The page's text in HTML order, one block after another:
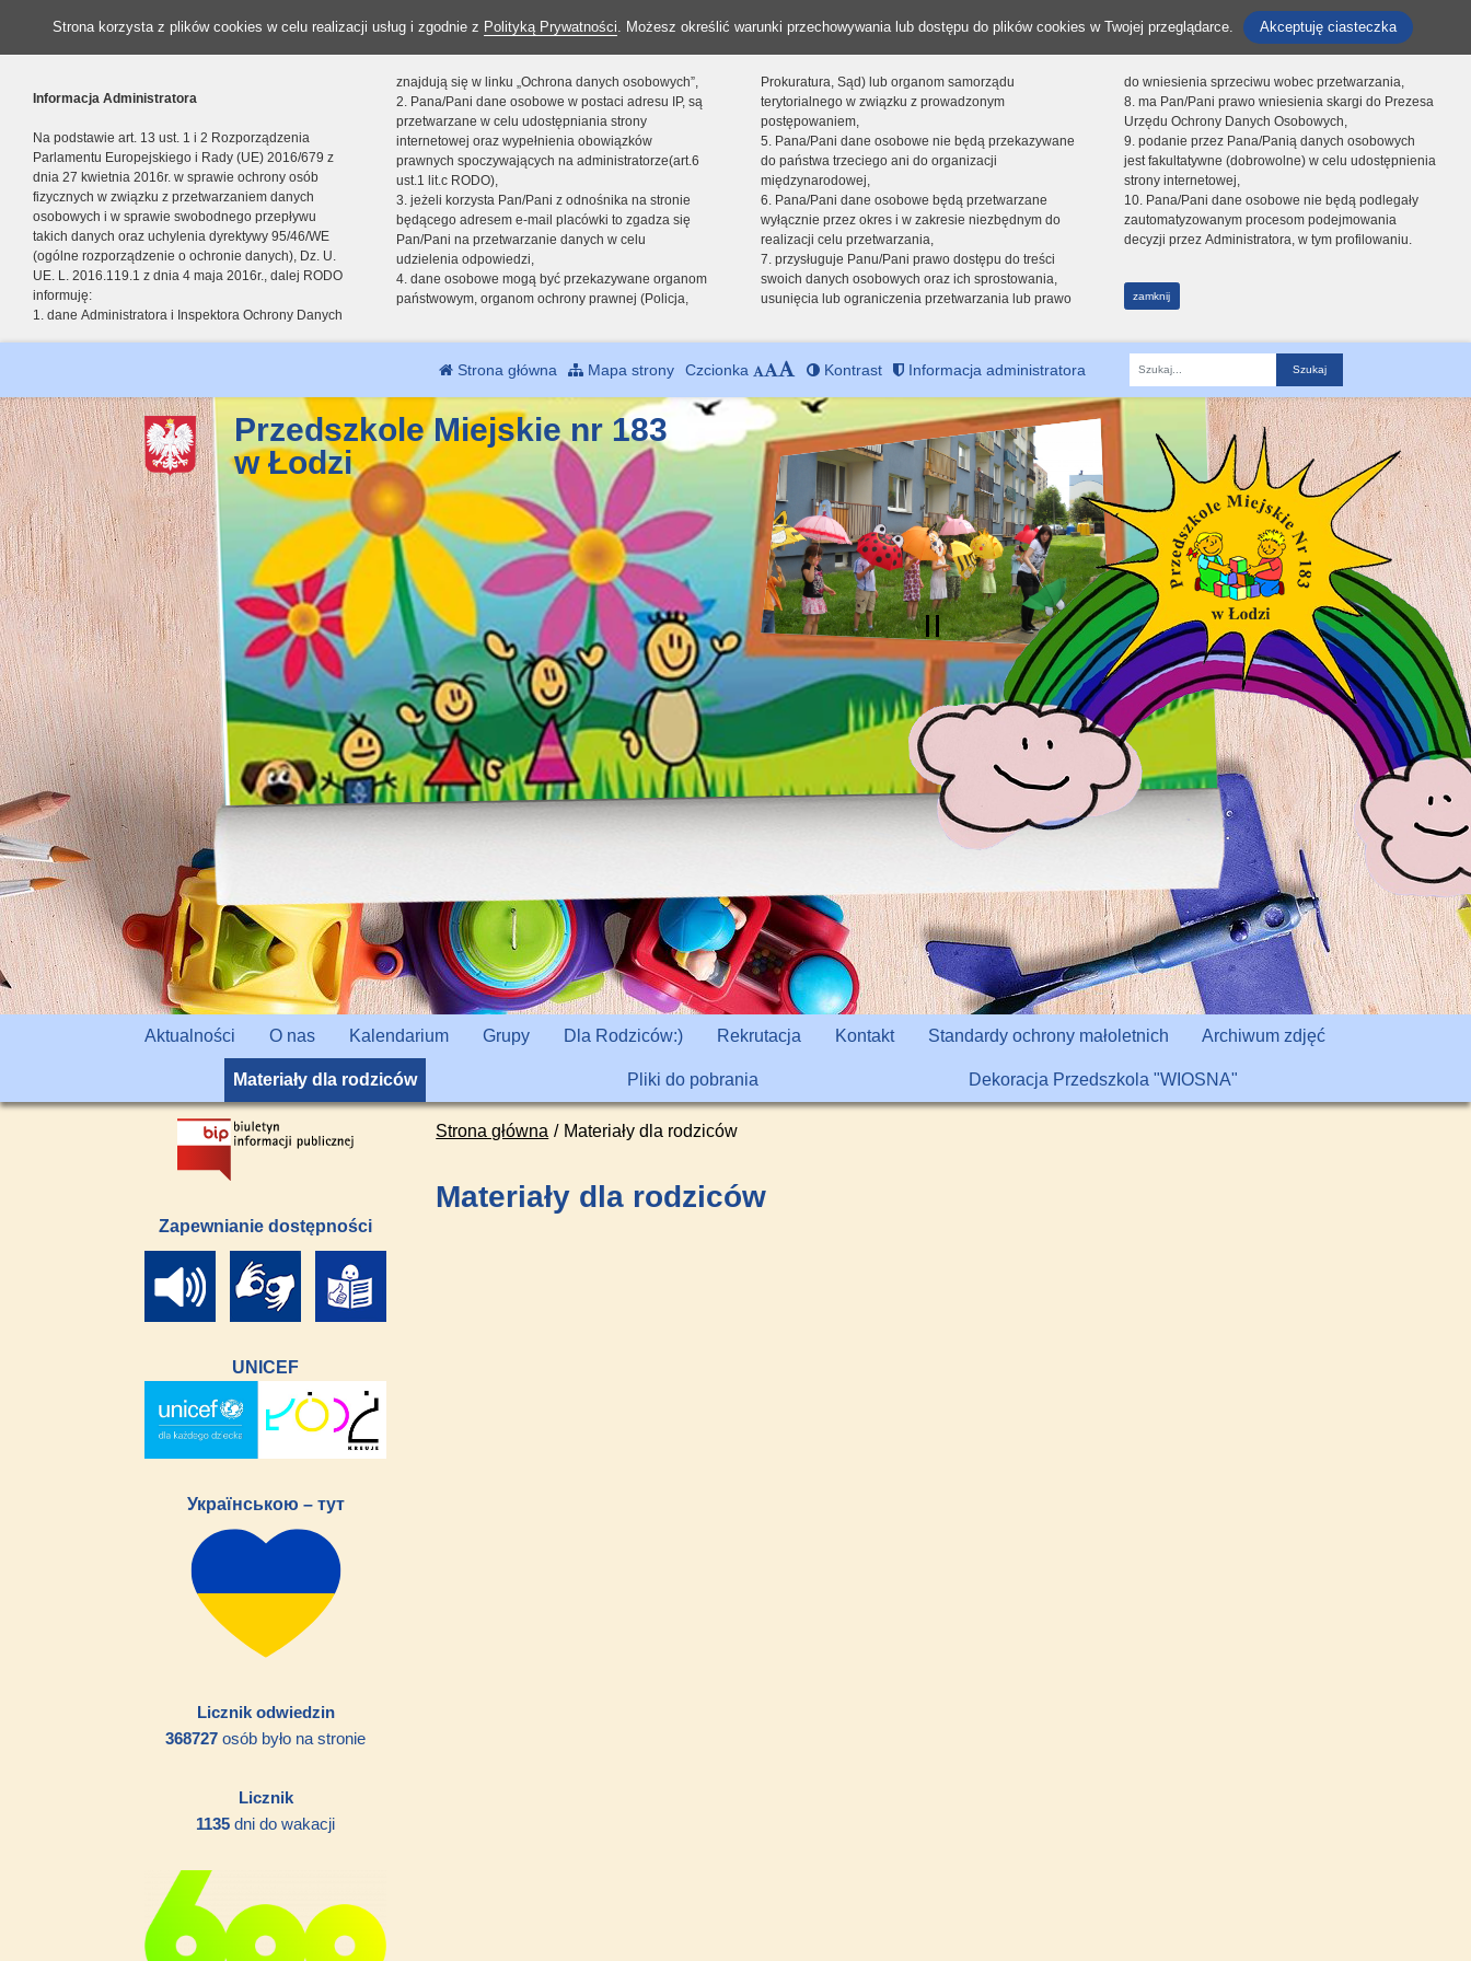
Strona korzysta z plików cookies w celu realizacji usług i zgodnie z Polityką Prywatności. Możesz określić warunki przechowywania lub dostępu do plików cookies w Twojej przeglądarce. Akceptuję ciasteczka
Informacja Administratora
Na podstawie art. 13 ust. 1 i 2 Rozporządzenia
Parlamentu Europejskiego i Rady (UE) 2016/679 z
dnia 27 kwietnia 2016r. w sprawie ochrony osób
fizycznych w związku z przetwarzaniem danych
osobowych i w sprawie swobodnego przepływu
takich danych oraz uchylenia dyrektywy 95/46/WE
(ogólne rozporządzenie o ochronie danych), Dz. U.
UE. L. 2016.119.1 z dnia 4 maja 2016r., dalej RODO
informuję:
1. dane Administratora i Inspektora Ochrony Danych
znajdują się w linku „Ochrona danych osobowych”,
2. Pana/Pani dane osobowe w postaci adresu IP, są
przetwarzane w celu udostępniania strony
internetowej oraz wypełnienia obowiązków
prawnych spoczywających na administratorze(art.6
ust.1 lit.c RODO),
3. jeżeli korzysta Pan/Pani z odnośnika na stronie
będącego adresem e-mail placówki to zgadza się
Pan/Pani na przetwarzanie danych w celu
udzielenia odpowiedzi,
4. dane osobowe mogą być przekazywane organom
państwowym, organom ochrony prawnej (Policja,
Prokuratura, Sąd) lub organom samorządu
terytorialnego w związku z prowadzonym
postępowaniem,
5. Pana/Pani dane osobowe nie będą przekazywane
do państwa trzeciego ani do organizacji
międzynarodowej,
6. Pana/Pani dane osobowe będą przetwarzane
wyłącznie przez okres i w zakresie niezbędnym do
realizacji celu przetwarzania,
7. przysługuje Panu/Pani prawo dostępu do treści
swoich danych osobowych oraz ich sprostowania,
usunięcia lub ograniczenia przetwarzania lub prawo
do wniesienia sprzeciwu wobec przetwarzania,
8. ma Pan/Pani prawo wniesienia skargi do Prezesa
Urzędu Ochrony Danych Osobowych,
9. podanie przez Pana/Panią danych osobowych
jest fakultatywne (dobrowolne) w celu udostępnienia
strony internetowej,
10. Pana/Pani dane osobowe nie będą podlegały
zautomatyzowanym procesom podejmowania
decyzji przez Administratora, w tym profilowaniu.
zamknij
Strona główna Mapa strony Czcionka Kontrast Informacja administratora
Fraza
Przedszkole Miejskie nr 183
w Łodzi
Aktualności O nas Kalendarium Grupy Dla Rodziców:) Rekrutacja Kontakt Standardy ochrony małoletnich Archiwum zdjęć
Materiały dla rodziców Pliki do pobrania Dekoracja Przedszkola "WIOSNA"
Strona główna Materiały dla rodziców
Materiały dla rodziców
Zapewnianie dostępności
UNICEF
Українською – тут
Licznik odwiedzin
368727 osób było na stronie
Licznik
1135 dni do wakacji